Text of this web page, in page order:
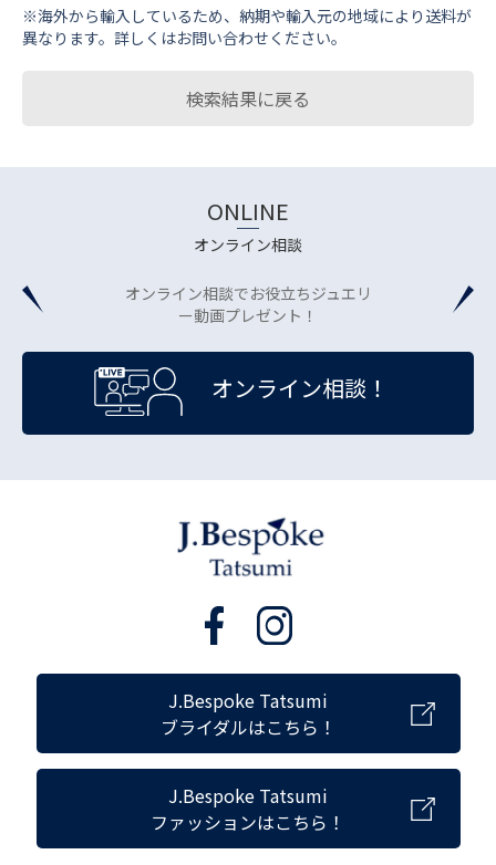
※海外から輸⼊しているため、納期や輸⼊元の地域により送料が
異なります。詳しくはお問い合わせください。
検索結果に戻る
ONLINE
オンライン相談
オンライン相談でお役立ちジュエリ
ー動画プレゼント！
オンライン相談！
J.Bespoke Tatsumi
ブライダルはこちら！
J.Bespoke Tatsumi
ファッションはこちら！